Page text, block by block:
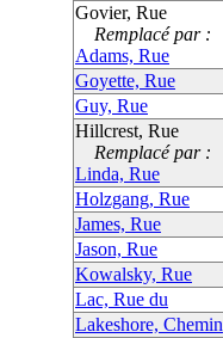
Govier, Rue
Remplacé par :
Adams, Rue
Goyette, Rue
Guy, Rue
Hillcrest, Rue
Remplacé par :
Linda, Rue
Holzgang, Rue
James, Rue
Jason, Rue
Kowalsky, Rue
Lac, Rue du
Lakeshore, Chemin